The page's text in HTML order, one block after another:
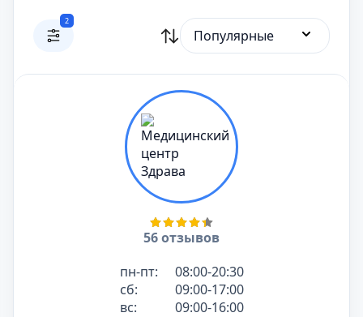
2
Популярные
56 отзывов
пн-пт:
08:00-20:30
сб:
09:00-17:00
вс:
09:00-16:00